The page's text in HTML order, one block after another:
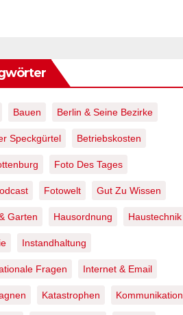
Bauen Berlin & Seine Bezirke
Speckgürtel Betriebskosten
Foto Des Tages
Fotowelt Gut Zu Wissen
Garten Hausordnung Haustechnik
Instandhaltung
Fragen Internet & Email
Katastrophen Kommunikation